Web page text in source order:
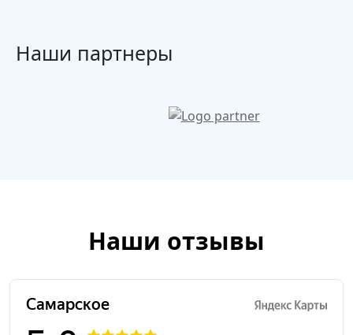
Наши партнеры
Наши отзывы